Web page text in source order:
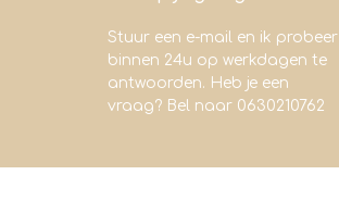
Stuur een e-mail en ik probeer
binnen 24u op werkdagen te
antwoorden. Heb je een
vraag? Bel naar 0630210762